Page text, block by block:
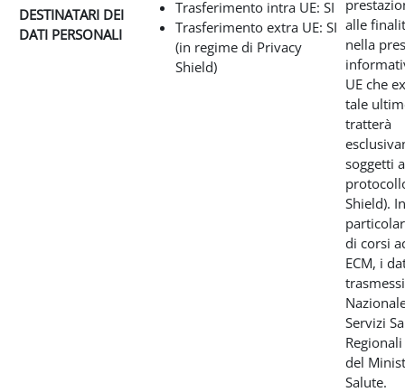
DESTINATARI DEI
DATI PERSONALI
Trasferimento intra UE: SI
Trasferimento extra UE: SI
(in regime di Privacy
Shield)
alle
nella
UE che
tale
tratterà
soggetti
Shield). In
di corsi
ECM, i
Servizi
Regionali
del
Salute.